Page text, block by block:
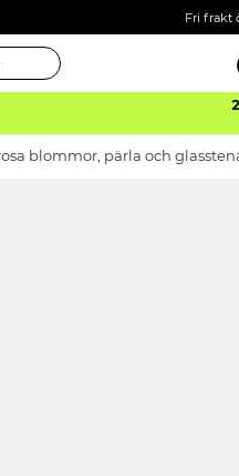
Fri frakt
blommor, pärla och